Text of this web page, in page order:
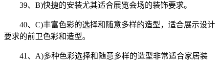
39、B)快捷的安装尤其适合展览会场的装饰要求。
40、C)丰富色彩的选择和随意多样的造型，适合展示设计
要求的前卫色彩和造型。
41、A)多种色彩选择和随意多样的造型非常适合家居装